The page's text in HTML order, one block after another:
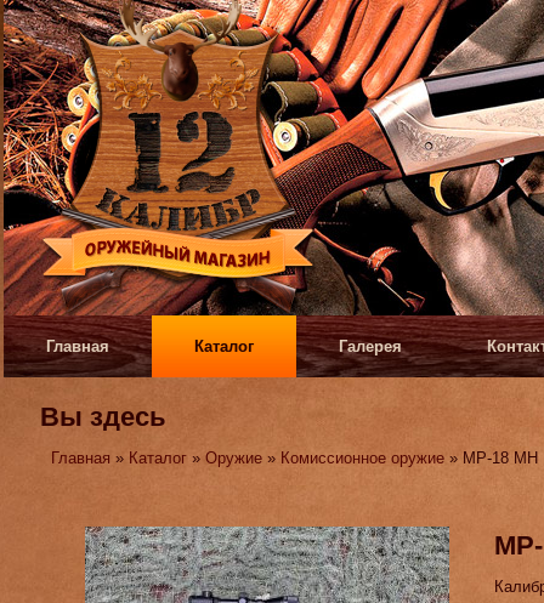
Главная Каталог Галерея
Вы здесь
Главная » Каталог »Оружие » Комиссионное оружие » МР-18 МН